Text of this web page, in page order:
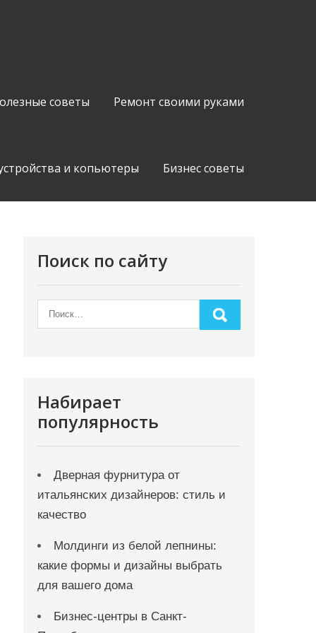
советы Ремонт своими руками
и копьютеры Бизнес советы
Поиск по сайту
Набирает
популярность
Дверная фурнитура от
итальянских дизайнеров: стиль и
качество
Молдинги из белой лепнины:
какие формы и дизайны выбрать
для вашего дома
Бизнес-центры в Санкт-